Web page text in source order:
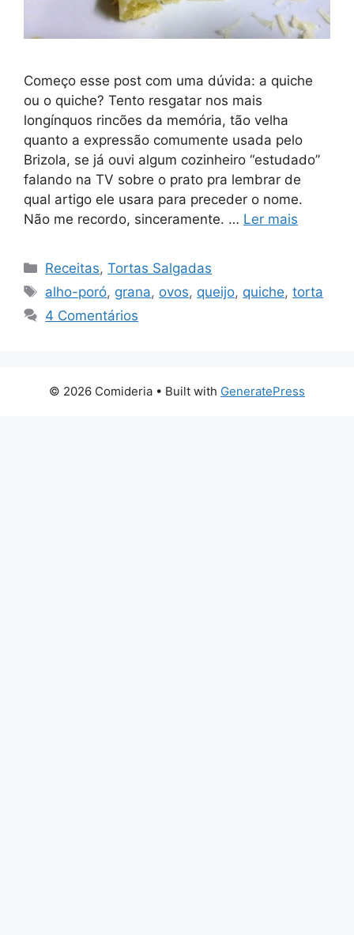
Começo esse post com uma dúvida: a quiche
ou o quiche? Tento resgatar nos mais
longínquos rincões da memória, tão velha
quanto a expressão comumente usada pelo
Brizola, se já ouvi algum cozinheiro “estudado”
falando na TV sobre o prato pra lembrar de
qual artigo ele usara para preceder o nome.
Não me recordo, sinceramente. … Ler mais
Categorias
Receitas,Tortas Salgadas
Tags
alho-poró, grana, ovos, queijo, quiche,torta
4 Comentários
© 2026 Comideria • Built with GeneratePress